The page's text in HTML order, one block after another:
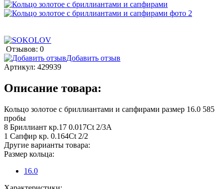
Отзывов: 0
Добавить отзыв
Артикул: 429939
Описание товара:
Кольцо золотое с бриллиантами и сапфирами размер 16.0 585
пробы
8 Бриллиант кр.17 0.017Ct 2/3А
1 Сапфир кр. 0.164Ct 2/2
Другие варианты товара:
Размер кольца:
16.0